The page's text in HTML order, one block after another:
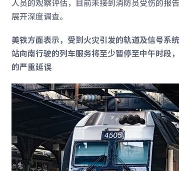
人员的观察评估，目前未接到消防员受伤的报
展开深度调查。
美铁方面表示，受到火灾引发的轨道及信号系
站向南行驶的列车服务将至少暂停至中午时段
的严重延误